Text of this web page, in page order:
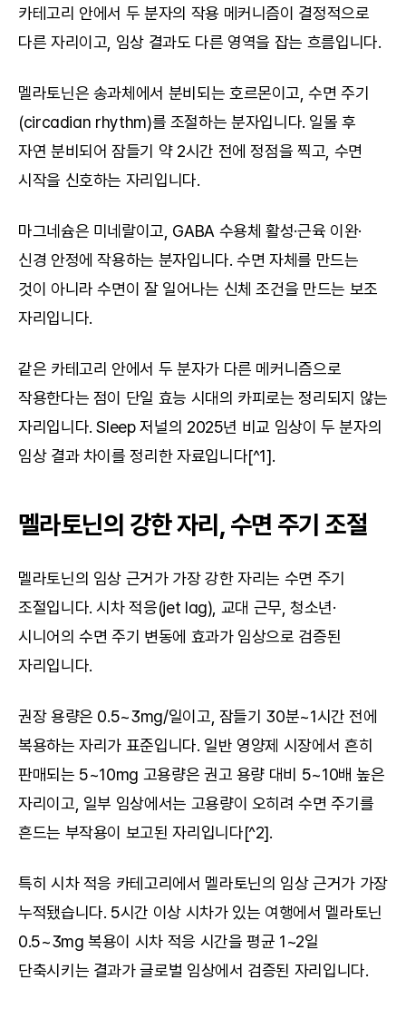
카테고리 안에서 두 분자의 작용 메커니즘이 결정적으로
다른 자리이고, 임상 결과도 다른 영역을 잡는 흐름입니다.
멜라토닌은 송과체에서 분비되는 호르몬이고, 수면 주기
(circadian rhythm)를 조절하는 분자입니다. 일몰 후
자연 분비되어 잠들기 약 2시간 전에 정점을 찍고, 수면
시작을 신호하는 자리입니다.
마그네슘은 미네랄이고, GABA 수용체 활성·근육 이완·
신경 안정에 작용하는 분자입니다. 수면 자체를 만드는
것이 아니라 수면이 잘 일어나는 신체 조건을 만드는 보조
자리입니다.
같은 카테고리 안에서 두 분자가 다른 메커니즘으로
작용한다는 점이 단일 효능 시대의 카피로는 정리되지 않는
자리입니다. Sleep 저널의 2025년 비교 임상이 두 분자의
임상 결과 차이를 정리한 자료입니다[^1].
멜라토닌의 강한 자리, 수면 주기 조절
멜라토닌의 임상 근거가 가장 강한 자리는 수면 주기
조절입니다. 시차 적응(jet lag), 교대 근무, 청소년·
시니어의 수면 주기 변동에 효과가 임상으로 검증된
자리입니다.
권장 용량은 0.5~3mg/일이고, 잠들기 30분~1시간 전에
복용하는 자리가 표준입니다. 일반 영양제 시장에서 흔히
판매되는 5~10mg 고용량은 권고 용량 대비 5~10배 높은
자리이고, 일부 임상에서는 고용량이 오히려 수면 주기를
흔드는 부작용이 보고된 자리입니다[^2].
특히 시차 적응 카테고리에서 멜라토닌의 임상 근거가 가장
누적됐습니다. 5시간 이상 시차가 있는 여행에서 멜라토닌
0.5~3mg 복용이 시차 적응 시간을 평균 1~2일
단축시키는 결과가 글로벌 임상에서 검증된 자리입니다.